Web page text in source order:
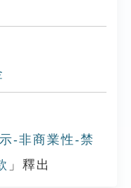
-非商業性-禁
」釋出